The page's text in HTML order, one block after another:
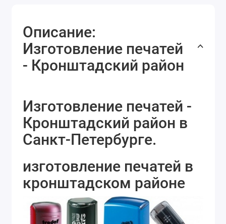
Описание:
Изготовление печатей
- Кронштадский район
Изготовление печатей -
Кронштадский район в
Санкт-Петербурге.
изготовление печатей в
кронштадском районе